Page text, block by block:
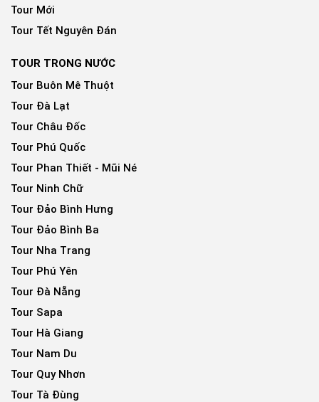
Tour Mới
Tour Tết Nguyên Đán
TOUR TRONG NƯỚC
Tour Buôn Mê Thuột
Tour Đà Lạt
Tour Châu Đốc
Tour Phú Quốc
Tour Phan Thiết - Mũi Né
Tour Ninh Chữ
Tour Đảo Bình Hưng
Tour Đảo Bình Ba
Tour Nha Trang
Tour Phú Yên
Tour Đà Nẵng
Tour Sapa
Tour Hà Giang
Tour Nam Du
Tour Quy Nhơn
Tour Tà Đùng